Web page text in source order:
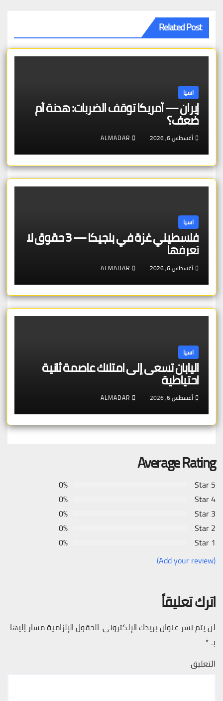
Related Post
اسيا
إيران — أمريكا توقف الضربات: هدنة أم
ضعف؟
أغسطس 6, 2026 ALMADAR
اسيا
فلسطيني غزة في بلجيكا — 3 حقوق لا
تعرفها
أغسطس 6, 2026 ALMADAR
اسيا
اليابان تسعى إلى امتلاك عاصمة ثانية
احتياطية
أغسطس 6, 2026 ALMADAR
Average Rating
5 Star
0%
4 Star
0%
3 Star
0%
2 Star
0%
1 Star
0%
(Add your review)
اترك تعليقاً
لن يتم نشر عنوان بريدك الإلكتروني. الحقول الإلزامية مشار إليها
بـ*
التعليق